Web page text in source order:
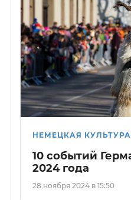
НЕМЕЦКАЯ КУЛЬТУРА
10 событий
2024 года
28 ноября 2024 в 15:50